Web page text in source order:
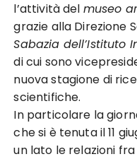
l’attività del museo
grazie alla Direzione
Sabazia dell’Istituto
di cui sono
nuova stagione di
scientifiche.
In particolare la
che si è tenuta il 11
un lato le relazioni